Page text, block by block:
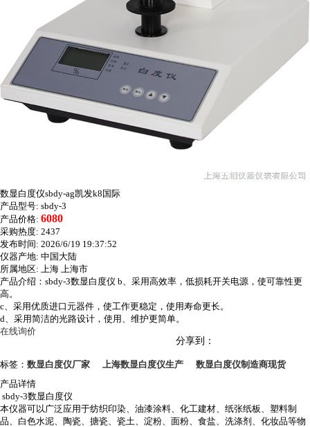
数显白度仪sbdy-ag凯发k8国际
产品型号: sbdy-3
产品价格: 6080
采购热度: 2437
发布时间: 2026/6/19 19:37:52
仪器产地: 中国大陆
所属地区: 上海 上海市
产品介绍：sbdy-3数显白度仪 b、采用高效率，低损耗开关电源，使可靠性更
高。
c、采用优质进口元器件，使工作更稳定，使用寿命更长。
d、采用简洁的光路设计，使用、维护更简单。
在线询价
分享到：
标签： 数显白度仪厂家 上海数显白度仪生产
数显白度仪制造商现货
产品详情
sbdy-3数显白度仪
本仪器可以广泛应用于纺织印染、油漆涂料、化工建材、纸张纸板、塑料制
品、白色水泥、陶瓷、搪瓷、瓷土、淀粉、面粉、食盐、洗涤剂、化妆品等物